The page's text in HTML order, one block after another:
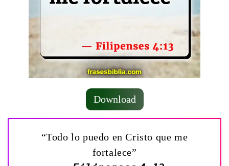
Download
“Todo lo puedo en Cristo que me
fortalece”